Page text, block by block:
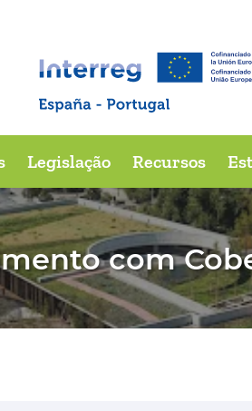
Legislação Recursos
com